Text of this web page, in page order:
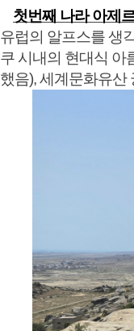
첫번째 나라 아제
유럽의 알프스를 생
쿠 시내의 현대식 아
했음), 세계문화유